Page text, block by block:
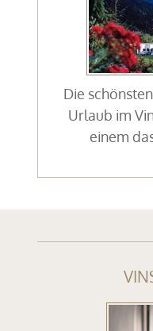
Die
Urlaub im
einem